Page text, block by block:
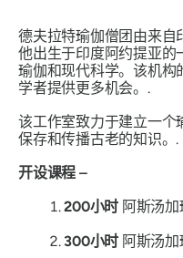
德夫拉特瑜伽僧团由来自
他出生于印度阿约提亚的
瑜伽和现代科学。该机构
学者提供更多机会。.
该工作室致力于建立一个
保存和传播古老的知识。.
开设课程 –
200小时 阿斯汤
300小时 阿斯汤